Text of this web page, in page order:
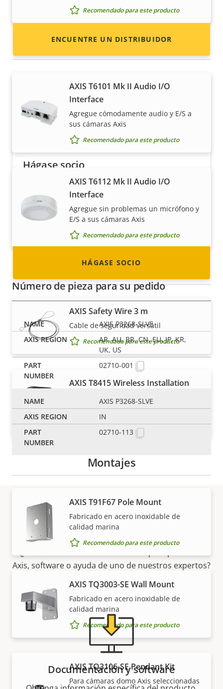
Recomendado para este producto
Dispositivos portcast
AXIS T6101 Mk II Audio I/O
Interface
Agregue cómodamente audio y E/S a
sus cámaras Axis
Recomendado para este producto
AXIS T6112 Mk II Audio I/O
Interface
Agregue sin problemas un micrófono y
E/S a sus cámaras Axis
Recomendado para este producto
AXIS Safety Wire 3 m
Cable de seguridad versátil
Recomendado para este producto
AXIS T8415 Wireless Installation
Simplicidad en su mano
Recomendado para este producto
Montajes
AXIS T91F67 Pole Mount
Fabricado en acero inoxidable de
calidad marina
Recomendado para este producto
AXIS TQ3003-SE Wall Mount
Fabricado en acero inoxidable de
calidad marina
Recomendado para este producto
AXIS TQ3106-SE Pendant Kit
Para cámaras domo Axis seleccionadas
ENCUENTRE UN DISTRIBUIDOR
Hágase socio
¿Es usted un revendedor, distribuidor,
integrador de sistemas o instalador? Tenemos
socios en casi todos los países del mundo.
¡Descubra cómo convertirse en uno de ellos!
HÁGASE SOCIO
Número de pieza para su pedido
AXIS P3268-SLVE
AR, AU, BR, CN, EU, JP, KR,
UK, US
02710-001
AXIS P3268-SLVE
IN
02710-113
Asistencia y recursos
Axis, software o ayuda de uno de nuestros expertos?
Documentación y software